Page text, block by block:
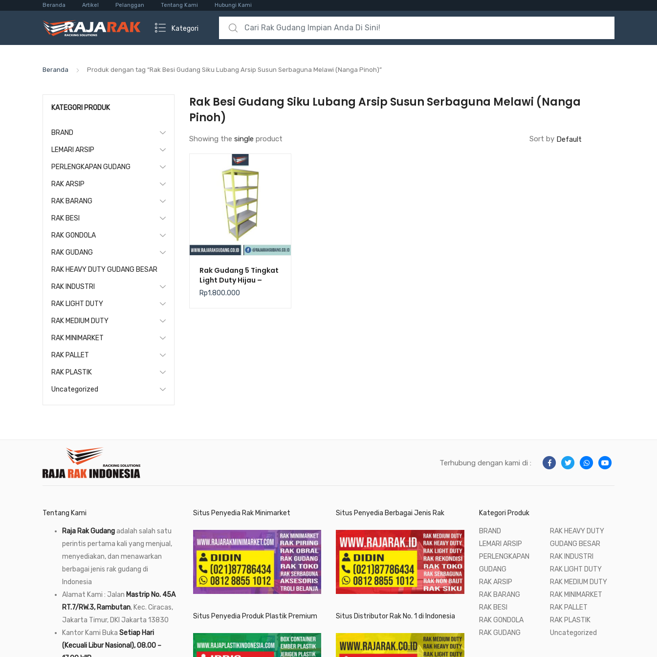
Beranda Artikel Pelanggan Tentang Kami Hubungi Kami
Kategori
Search for:
Beranda Produk dengan tag “Rak Besi Gudang Siku Lubang Arsip Susun Serbaguna Melawi (Nanga Pinoh)”
Rak Besi Gudang Siku Lubang Arsip Susun Serbaguna Melawi (Nanga
Pinoh)
Showing the single product Sort by
Rak Gudang 5 Tingkat
Light Duty Hijau –
Krisbow
Rp1.800.000
KATEGORI PRODUK
BRAND
LEMARI ARSIP
PERLENGKAPAN GUDANG
RAK ARSIP
RAK BARANG
RAK BESI
RAK GONDOLA
RAK GUDANG
RAK HEAVY DUTY GUDANG BESAR
RAK INDUSTRI
RAK LIGHT DUTY
RAK MEDIUM DUTY
RAK MINIMARKET
RAK PALLET
RAK PLASTIK
Uncategorized
Terhubung dengan kami di :
Tentang Kami
Raja Rak Gudangadalah salah satu
perintis pertama kali yang menjual,
menyediakan, dan menawarkan
berbagai jenis rak gudang di
Indonesia
Alamat Kami : Jalan Mastrip No. 45A
RT.7/RW.3, Rambutan, Kec. Ciracas,
Jakarta Timur, DKI Jakarta 13830
Kantor Kami Buka Setiap Hari
(Kecuali Libur Nasional), 08.00 –
Situs Penyedia Rak Minimarket
Situs Penyedia Produk Plastik Premium
Situs Penyedia Berbagai Jenis Rak
Situs Distributor Rak No. 1 di Indonesia
Kategori Produk
BRAND
LEMARI ARSIP
PERLENGKAPAN
GUDANG
RAK ARSIP
RAK BARANG
RAK BESI
RAK GONDOLA
RAK GUDANG
RAK HEAVY DUTY
GUDANG BESAR
RAK INDUSTRI
RAK LIGHT DUTY
RAK MEDIUM DUTY
RAK MINIMARKET
RAK PALLET
RAK PLASTIK
Uncategorized